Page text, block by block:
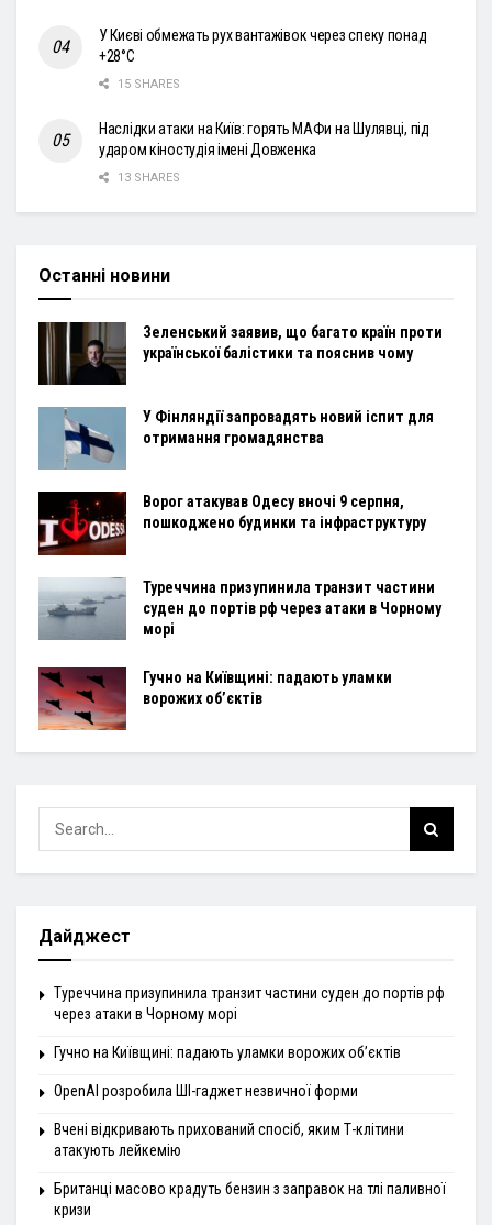
У Києві обмежать рух вантажівок через спеку понад
+28°С
15 SHARES
Наслідки атаки на Київ: горять МАФи на Шулявці, під
ударом кіностудія імені Довженка
13 SHARES
Останні новини
Зеленський заявив, що багато країн проти
української балістики та пояснив чому
У Фінляндії запровадять новий іспит для
отримання громадянства
Ворог атакував Одесу вночі 9 серпня,
пошкоджено будинки та інфраструктуру
Туреччина призупинила транзит частини
суден до портів рф через атаки в Чорному
морі
Гучно на Київщині: падають уламки
ворожих об’єктів
Дайджест
Туреччина призупинила транзит частини суден до портів рф
через атаки в Чорному морі
Гучно на Київщині: падають уламки ворожих об’єктів
OpenAI розробила ШІ-гаджет незвичної форми
Вчені відкривають прихований спосіб, яким Т-клітини
атакують лейкемію
Британці масово крадуть бензин з заправок на тлі паливної
кризи